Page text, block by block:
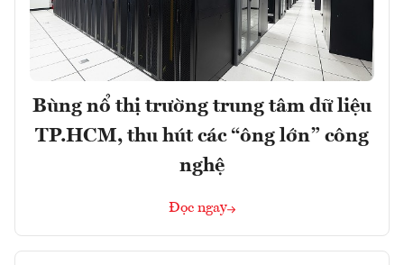
Bùng nổ thị trường trung tâm dữ liệu
TP.HCM, thu hút các “ông lớn” công
nghệ
Đọc ngay